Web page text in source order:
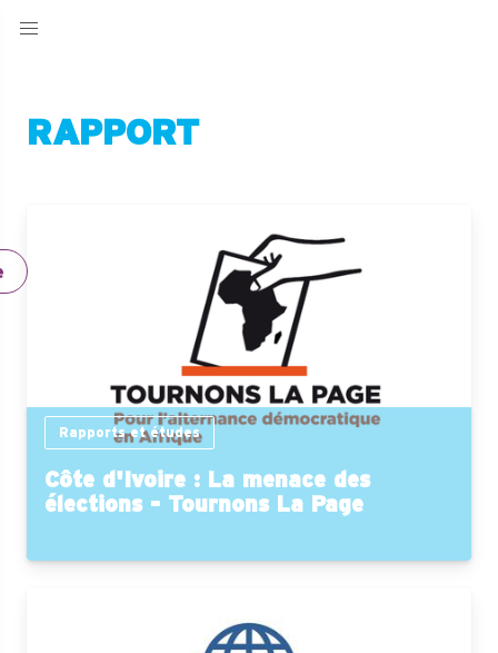
RAPPORT
Rapports et études
Côte d'Ivoire : La menace des
élections - Tournons La Page